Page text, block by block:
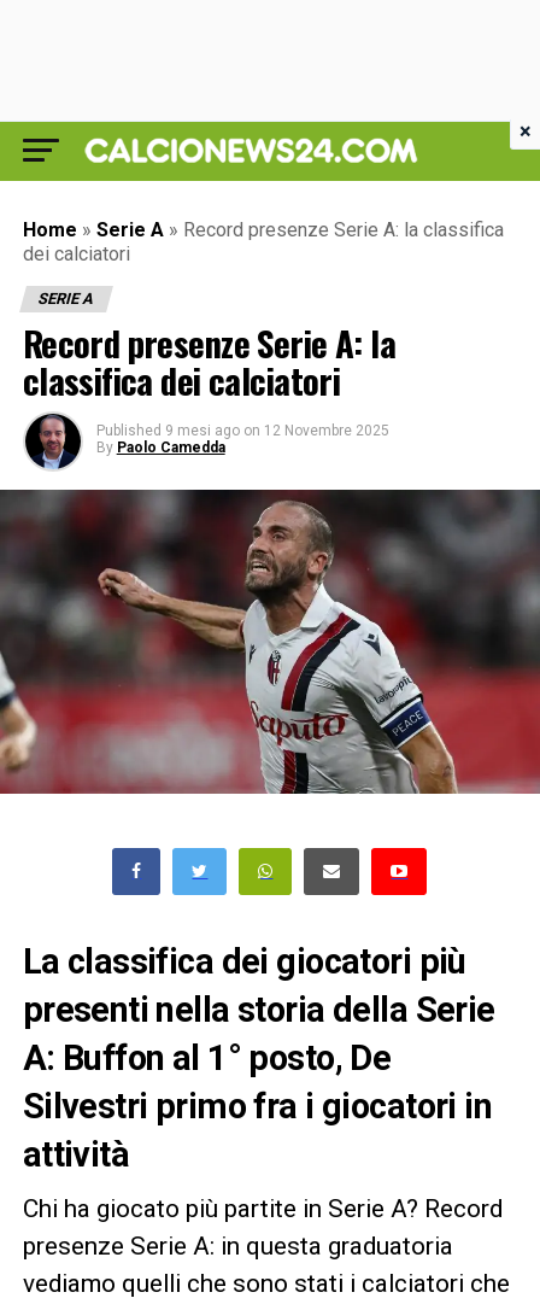
Home » Serie A » Record presenze Serie A: la classifica
dei calciatori
SERIE A
Record presenze Serie A: la
classifica dei calciatori
Published 9 mesi ago on 12 Novembre 2025
By Paolo Camedda
La classifica dei giocatori più
presenti nella storia della Serie
A: Buffon al 1° posto, De
Silvestri primo fra i giocatori in
attività
Chi ha giocato più partite in Serie A? Record
presenze Serie A: in questa graduatoria
vediamo quelli che sono stati i calciatori che
×